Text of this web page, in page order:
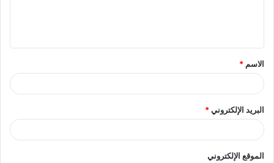
ق
*
الاسم *
البريد الإلكتروني*
الموقع الإلكتروني